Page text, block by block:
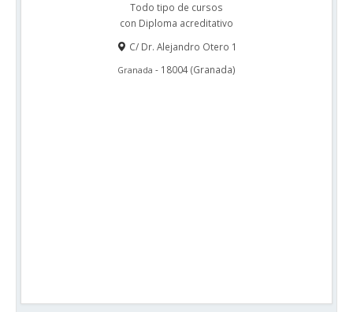
Todo tipo de cursos
con Diploma acreditativo
C/ Dr. Alejandro Otero 1
Granada - 18004(Granada)